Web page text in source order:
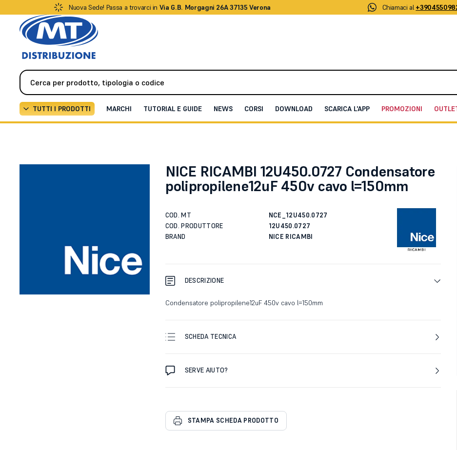
Nuova Sede! Passa a trovarci in Via G.B. Morgagni 26A 37135 Verona Chiamaci al
TUTTI I PRODOTTI MARCHI TUTORIAL E GUIDE NEWS CORSI DOWNLOAD SCARICA L'APP PROMOZIONI
NICE RICAMBI 12U450.0727 Condensatore
polipropilene12uF 450v cavo l=150mm
COD. MT
NCE_12U450.0727
COD. PRODUTTORE
12U450.0727
BRAND
NICE RICAMBI
DESCRIZIONE
Condensatore polipropilene12uF 450v cavo l=150mm
SCHEDA TECNICA
SERVE AIUTO?
STAMPA SCHEDA PRODOTTO